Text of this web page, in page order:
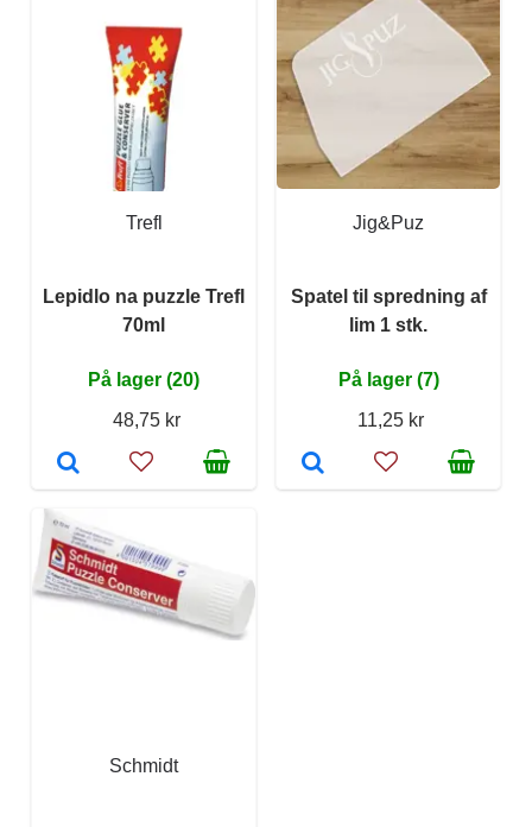
Trefl
Lepidlo na puzzle Trefl
70ml
På lager (20)
48,75 kr
Jig&Puz
Spatel til spredning af
lim 1 stk.
På lager (7)
11,25 kr
Schmidt